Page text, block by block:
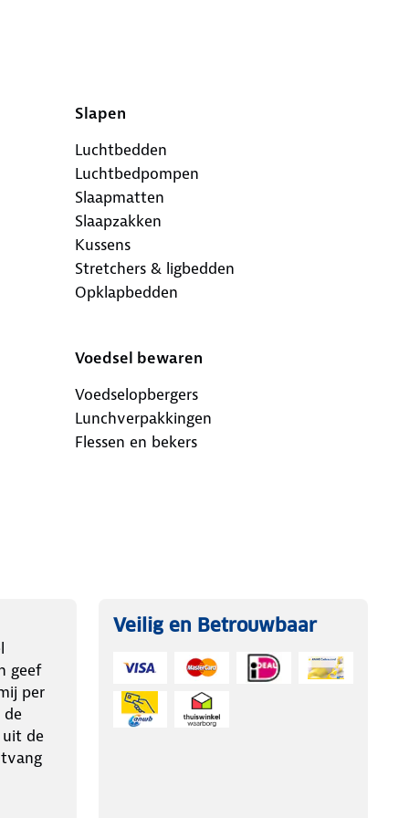
Slapen
Luchtbedden
Luchtbedpompen
Slaapmatten
Slaapzakken
Kussens
Stretchers & ligbedden
Opklapbedden
Voedsel bewaren
Voedselopbergers
Lunchverpakkingen
Flessen en bekers
geef
per
de
uit de
Veilig en Betrouwbaar